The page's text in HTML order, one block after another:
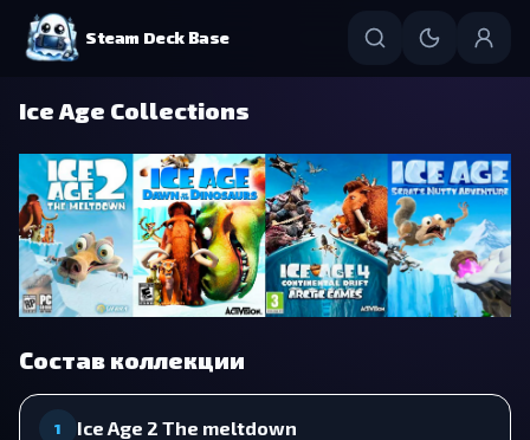
Steam Deck Base
Ice Age Collections
Состав коллекции
1 Ice Age 2 The meltdown